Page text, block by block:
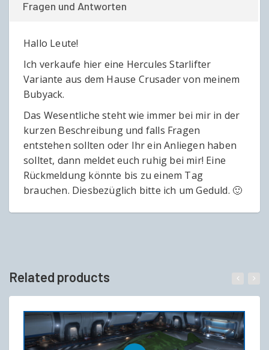
Fragen und Antworten
Hallo Leute!
Ich verkaufe hier eine Hercules Starlifter
Variante aus dem Hause Crusader von meinem
Bubyack.
Das Wesentliche steht wie immer bei mir in der
kurzen Beschreibung und falls Fragen
entstehen sollten oder Ihr ein Anliegen haben
solltet, dann meldet euch ruhig bei mir! Eine
Rückmeldung könnte bis zu einem Tag
brauchen. Diesbezüglich bitte ich um Geduld. 🙂
Related products